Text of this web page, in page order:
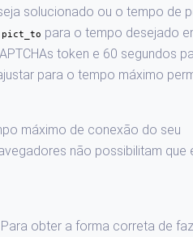
solucionado ou o tempo de
pict_to para o tempo desejado
token e 60 segundos
para o tempo máximo
máximo de conexão do seu
não possibilitam que
obter a forma correta de